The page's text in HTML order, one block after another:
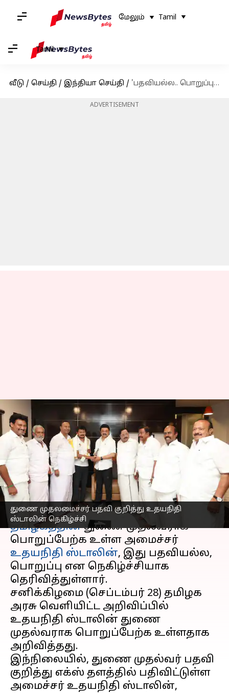
மேலும் Tamil
Tamil
வீடு / செய்தி / இந்தியா செய்தி / 'பதவியல்ல.. பொறுப்பு'; துணை முதலைச்சராக பதவியேற்கும் உதயநிதி ஸ்டாலின் நெகிழ்ச்சி
ADVERTISEMENT
துணை முதலமைச்சர் பதவி குறித்து உதயநிதி
ஸ்டாலின் நெகிழ்ச்சி
'பதவியல்ல.. பொறுப்பு';
துணை முதலைச்சராக
பதவியேற்கும் உதயநிதி
ஸ்டாலின் நெகிழ்ச்சி
எழுதியவர் Sekar Chinnappan Sep 29, 2024
செய்தி முன்னோட்டம்
தமிழகத்தின்துணை முதல்வராக
பொறுப்பேற்க உள்ள அமைச்சர்
உதயநிதி ஸ்டாலின், இது பதவியல்ல,
பொறுப்பு என நெகிழ்ச்சியாக
தெரிவித்துள்ளார்.
சனிக்கிழமை (செப்டம்பர் 28) தமிழக
அரசு வெளியிட்ட அறிவிப்பில்
உதயநிதி ஸ்டாலின் துணை
முதல்வராக பொறுப்பேற்க உள்ளதாக
அறிவித்தது.
இந்நிலையில், துணை முதல்வர் பதவி
குறித்து எக்ஸ் தளத்தில் பதிவிட்டுள்ள
அமைச்சர் உதயநிதி ஸ்டாலின்,